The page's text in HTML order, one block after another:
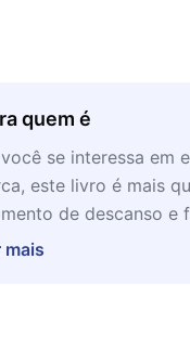
quem é
se interessa em
este livro é mais
de descanso e
mais